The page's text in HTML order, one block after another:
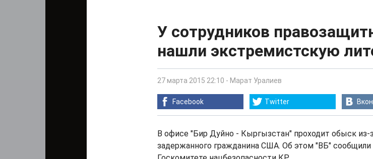
У сотрудников
нашли экстремистскую
27 марта 2015 22:10 - Марат Уралиев
Facebook Twitter
В офисе "Бир Дуйно - Кыргызстан" проходит обыск из-
задержанного гражданина США. Об этом "ВБ" сообщили